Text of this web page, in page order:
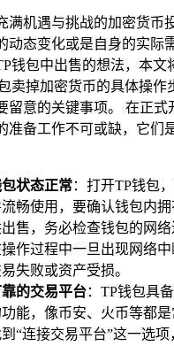
满机遇与挑战的加密货币
动态变化或是自身的实际
钱包中出售的想法，本文
卖掉加密货币的具体操作
留意的关键事项。 在正式
准备工作不可或缺，它们
状态正常：打开TP钱包
畅使用，要确认钱包内
售，务必检查钱包的网
作过程中一旦出现网络
失败或资产受损。
的交易平台：TP钱包具
能，像币安、火币等都
“连接交易平台”这一选